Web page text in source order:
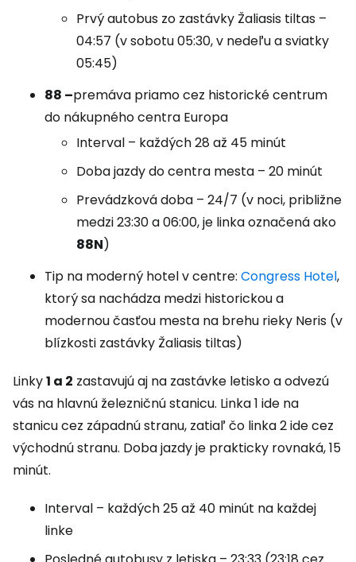
Prvý autobus zo zastávky Žaliasis tiltas –
04:57 (v sobotu 05:30, v nedeľu a sviatky
05:45)
88 –premáva priamo cez historické centrum
do nákupného centra Europa
Interval – každých 28 až 45 minút
Doba jazdy do centra mesta – 20 minút
Prevádzková doba – 24/7 (v noci, približne
medzi 23:30 a 06:00, je linka označená ako
88N)
Tip na moderný hotel v centre: Congress Hotel,
ktorý sa nachádza medzi historickou a
modernou časťou mesta na brehu rieky Neris (v
blízkosti zastávky Žaliasis tiltas)
Linky1 a 2 zastavujú aj na zastávke letisko a odvezú
vás na hlavnú železničnú stanicu. Linka 1 ide na
stanicu cez západnú stranu, zatiaľ čo linka 2 ide cez
východnú stranu. Doba jazdy je prakticky rovnaká, 15
minút.
Interval – každých 25 až 40 minút na každej
linke